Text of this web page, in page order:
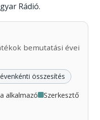
Rádió.
bemutatási évei
összesítés
alkalmazó Szerkesztő